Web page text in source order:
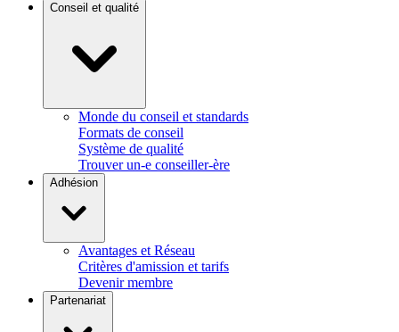
Conseil et qualité
Monde du conseil et standards
Formats de conseil
Système de qualité
Trouver un-e conseiller-ère
Adhésion
Avantages et Réseau
Critères d'amission et tarifs
Devenir membre
Partenariat